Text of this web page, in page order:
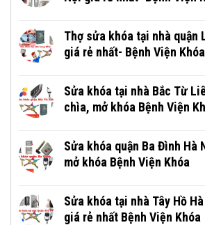
Thợ sửa khóa tại nhà quận
giá rẻ nhất- Bệnh Viện Khóa
Sửa khóa tại nhà Bắc Từ
chìa, mở khóa Bệnh Viện
Sửa khóa quận Ba Đình Hà
mở khóa Bệnh Viện Khóa
Sửa khóa tại nhà Tây Hồ
giá rẻ nhất Bệnh Viện Khóa